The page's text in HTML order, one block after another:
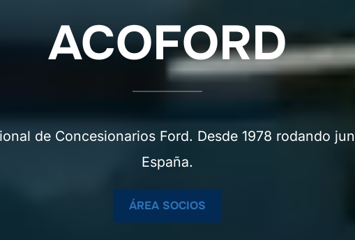
ACOFORD
de Concesionarios Ford. Desde 1978 rodando
España.
ÁREA SOCIOS